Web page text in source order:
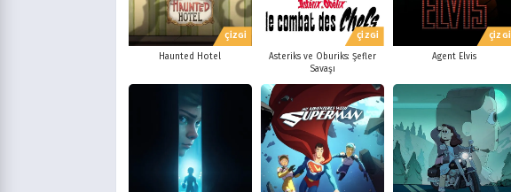
ÇİZGİ
Haunted Hotel
ÇİZGİ
Asteriks ve Oburiks: Şefler
Savaşı
ÇİZGİ
Agent Elvis